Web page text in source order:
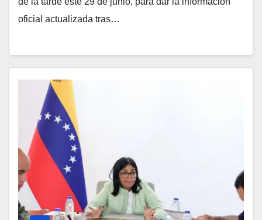
oficial actualizada tras…